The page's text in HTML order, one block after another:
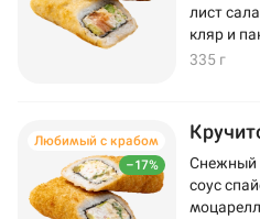
лист
кляр и
335 г
–17%
Любимый с крабом
Снежный
соус